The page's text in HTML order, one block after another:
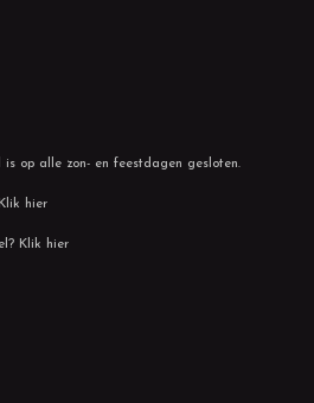
op alle zon- en feestdagen gesloten.
hier
Klik hier